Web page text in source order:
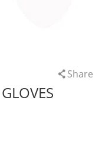
Share